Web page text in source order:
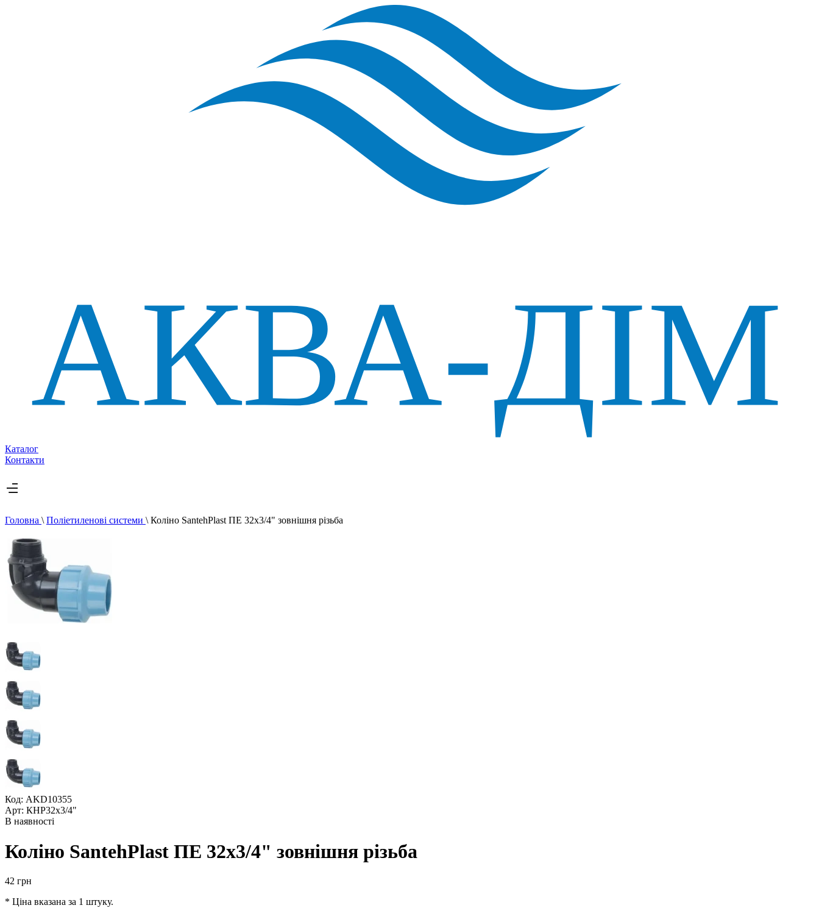
Каталог
Контакти
Головна \ Поліетиленові системи \ Коліно SantehPlast ПЕ 32x3/4" зовнішня різьба
Код: AKD10355
Арт: КНР32x3/4"
В наявності
Коліно SantehPlast ПЕ 32x3/4" зовнішня різьба
42 грн
* Ціна вказана за 1 штуку.